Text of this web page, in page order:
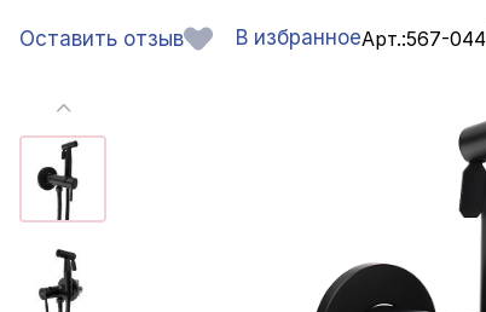
Оставить отзыв В избранноеАрт.:567-044